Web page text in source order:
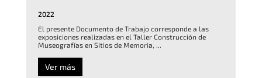
2022
El presente Documento de Trabajo corresponde a las
exposiciones realizadas en el Taller Construcción de
Museografías en Sitios de Memoria, ...
Ver más